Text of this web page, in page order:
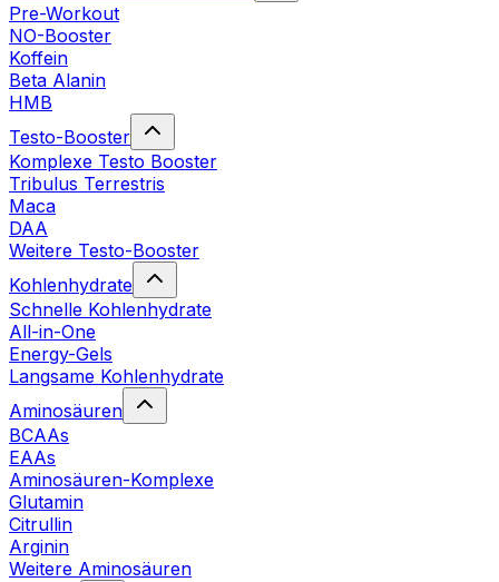
Pre-Workout
NO-Booster
Koffein
Beta Alanin
HMB
Testo-Booster
Komplexe Testo Booster
Tribulus Terrestris
Maca
DAA
Weitere Testo-Booster
Kohlenhydrate
Schnelle Kohlenhydrate
All-in-One
Energy-Gels
Langsame Kohlenhydrate
Aminosäuren
BCAAs
EAAs
Aminosäuren-Komplexe
Glutamin
Citrullin
Arginin
Weitere Aminosäuren